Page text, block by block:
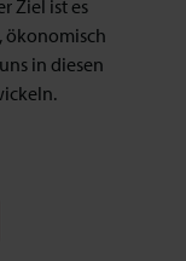
Ziel ist es
ökonomisch
in diesen